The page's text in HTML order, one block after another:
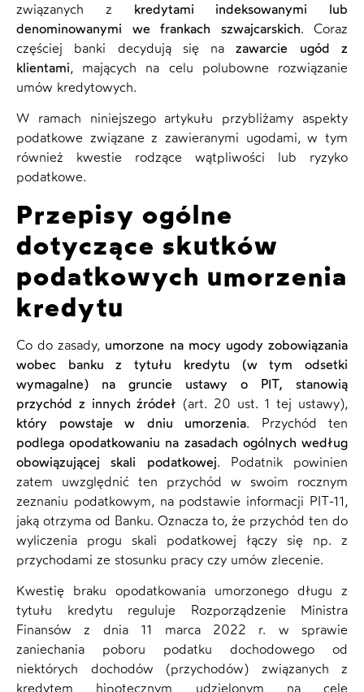
związanych z kredytami indeksowanymi lub
denominowanymi we frankach szwajcarskich. Coraz
częściej banki decydują się nazawarcie ugód z
klientami, mających na celu polubowne rozwiązanie
umów kredytowych.
W ramach niniejszego artykułu przybliżamy aspekty
podatkowe związane z zawieranymi ugodami, w tym
również kwestie rodzące wątpliwości lub ryzyko
podatkowe.
Przepisy ogólne
dotyczące skutków
podatkowych umorzenia
kredytu
Co do zasady, umorzone na mocy ugody zobowiązania
wobec banku z tytułu kredytu (w tym odsetki
wymagalne) na gruncie ustawy o PIT, stanowią
przychód z innych źródeł (art. 20 ust. 1 tej ustawy),
który powstaje w dniu umorzenia. Przychód ten
podlega opodatkowaniu na zasadach ogólnych według
obowiązującej skali podatkowej. Podatnik powinien
zatem uwzględnić ten przychód w swoim rocznym
zeznaniu podatkowym, na podstawie informacji PIT-11,
jaką otrzyma od Banku. Oznacza to, że przychód ten do
wyliczenia progu skali podatkowej łączy się np. z
przychodami ze stosunku pracy czy umów zlecenie.
Kwestię braku opodatkowania umorzonego długu z
tytułu kredytu reguluje Rozporządzenie Ministra
Finansów z dnia 11 marca 2022 r. w sprawie
zaniechania poboru podatku dochodowego od
niektórych dochodów (przychodów) związanych z
kredytem hipotecznym udzielonym na cele